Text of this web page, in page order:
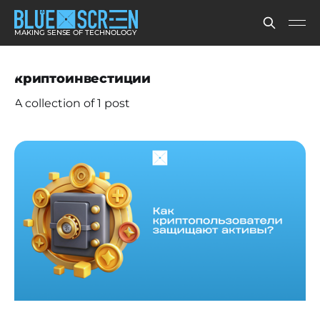
MAKING SENSE OF TECHNOLOGY
криптоинвестиции
A collection of 1 post